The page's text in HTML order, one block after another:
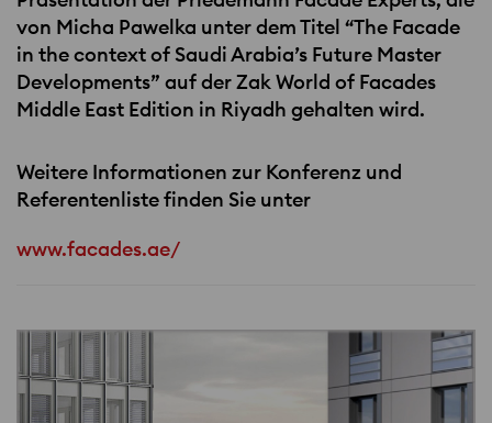
von Micha Pawelka unter dem Titel “The Facade
in the context of Saudi Arabia’s Future Master
Developments” auf der Zak World of Facades
Middle East Edition in Riyadh gehalten wird.
Weitere Informationen zur Konferenz und
Referentenliste finden Sie unter
www.facades.ae/